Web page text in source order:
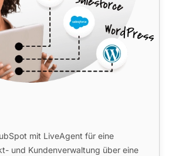
mit LiveAgent für eine
und Kundenverwaltung über eine